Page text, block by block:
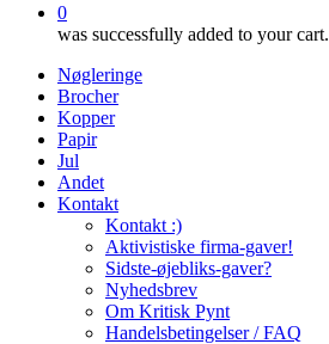
0
was successfully added to your cart.
Nøgleringe
Brocher
Kopper
Papir
Jul
Andet
Kontakt
Kontakt :)
Aktivistiske firma-gaver!
Sidste-øjebliks-gaver?
Nyhedsbrev
Om Kritisk Pynt
Handelsbetingelser / FAQ